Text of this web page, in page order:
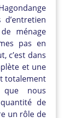
ménage
pas en
c’est dans
et une
totalement
nous
de
un rôle de